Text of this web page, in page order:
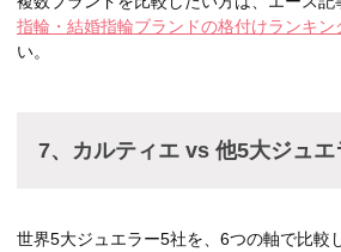
指輪・結婚指輪ブランドの格付けランキン
い。
7、カルティエ vs 他5大ジュエ
世界5大ジュエラー5社を、6つの軸で比較